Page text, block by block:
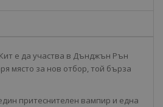
е да участва в Дънджън Рън
място за нов отбор, той бърза
притеснителен вампир и една